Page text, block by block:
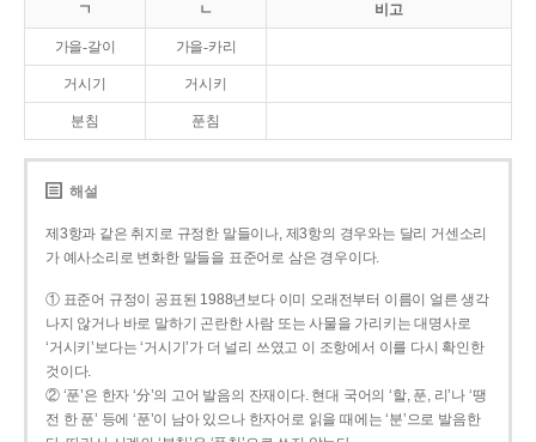
ㄱ ㄴ 비고
가을-갈이 가을-카리
거시기 거시키
분침 푼침
해설
제3항과 같은 취지로 규정한 말들이나, 제3항의 경우와는 달리 거센소리
가 예사소리로 변화한 말들을 표준어로 삼은 경우이다.
① 표준어 규정이 공표된 1988년보다 이미 오래전부터 이름이 얼른 생각
나지 않거나 바로 말하기 곤란한 사람 또는 사물을 가리키는 대명사로
‘거시키’보다는 ‘거시기’가 더 널리 쓰였고 이 조항에서 이를 다시 확인한
것이다.
② ‘푼’은 한자 ‘分’의 고어 발음의 잔재이다. 현대 국어의 ‘할, 푼, 리’나 ‘땡
전 한 푼’ 등에 ‘푼’이 남아 있으나 한자어로 읽을 때에는 ‘분’으로 발음한